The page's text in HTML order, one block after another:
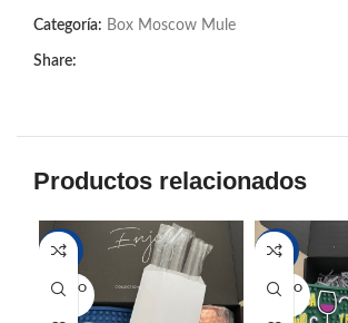
Categoría: Box Moscow Mule
Share:
Productos relacionados
-22%
SOLD O
-20%
SOLD O